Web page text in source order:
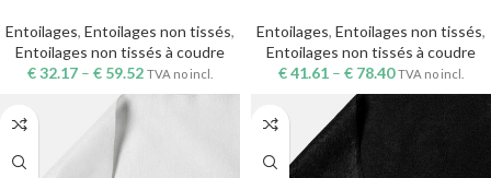
Entoilages, Entoilages non tissés,
Entoilages non tissés à coudre
€32.17 – € 59.52 TVA no incl.
Entoilages, Entoilages non tissés,
Entoilages non tissés à coudre
€41.61 – € 78.40 TVA no incl.